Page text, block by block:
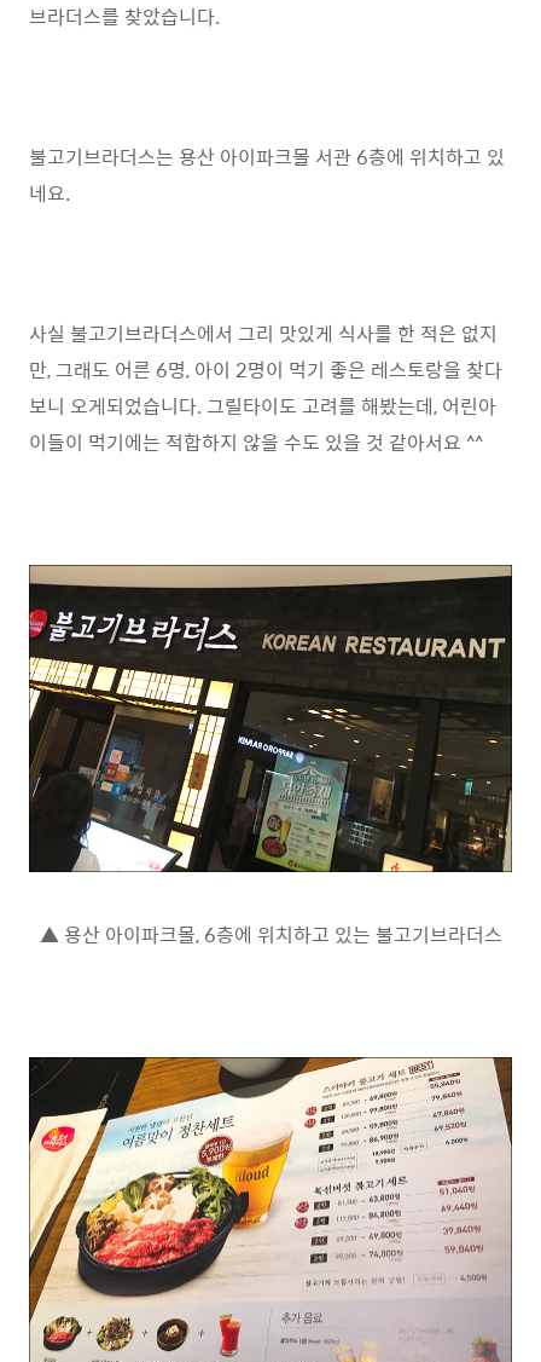
브라더스를 찾았습니다.
불고기브라더스는 용산 아이파크몰 서관 6층에 위치하고 있
네요.
사실 불고기브라더스에서 그리 맛있게 식사를 한 적은 없지
만, 그래도 어른 6명, 아이 2명이 먹기 좋은 레스토랑을 찾다
보니 오게되었습니다. 그릴타이도 고려를 해봤는데, 어린아
이들이 먹기에는 적합하지 않을 수도 있을 것 같아서요 ^^
▲ 용산 아이파크몰, 6층에 위치하고 있는 불고기브라더스